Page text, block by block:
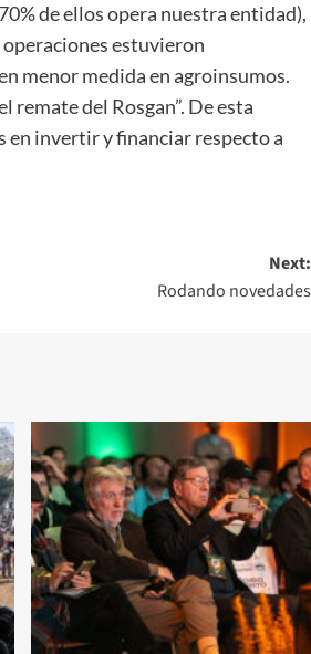
de ellos opera nuestra entidad),
estuvieron
menor medida en agroinsumos.
del Rosgan”. De esta
en invertir y financiar respecto a
Next:
Rodando novedades